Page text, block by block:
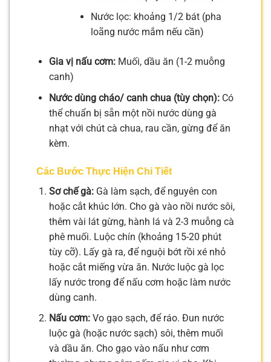
Nước lọc: khoảng 1/2 bát (pha
loãng nước mắm nếu cần)
Gia vị nấu cơm:Muối, dầu ăn (1-2 muỗng
canh)
Nước dùng cháo/ canh chua (tùy chọn):Có
thể chuẩn bị sẵn một nồi nước dùng gà
nhạt với chút cà chua, rau cần, gừng để ăn
kèm.
Các Bước Thực Hiện Chi Tiết
Sơ chế gà:Gà làm sạch, để nguyên con
hoặc cắt khúc lớn. Cho gà vào nồi nước sôi,
thêm vài lát gừng, hành lá và 2-3 muỗng cà
phê muối. Luộc chín (khoảng 15-20 phút
tùy cỡ). Lấy gà ra, để nguội bớt rồi xé nhỏ
hoặc cắt miếng vừa ăn. Nước luộc gà lọc
lấy nước trong để nấu cơm hoặc làm nước
dùng canh.
Nấu cơm:Vo gạo sạch, để ráo. Đun nước
luộc gà (hoặc nước sạch) sôi, thêm muối
và dầu ăn. Cho gạo vào nấu như cơm